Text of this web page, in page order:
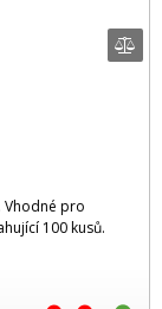
Vhodné pro
100 kusů.